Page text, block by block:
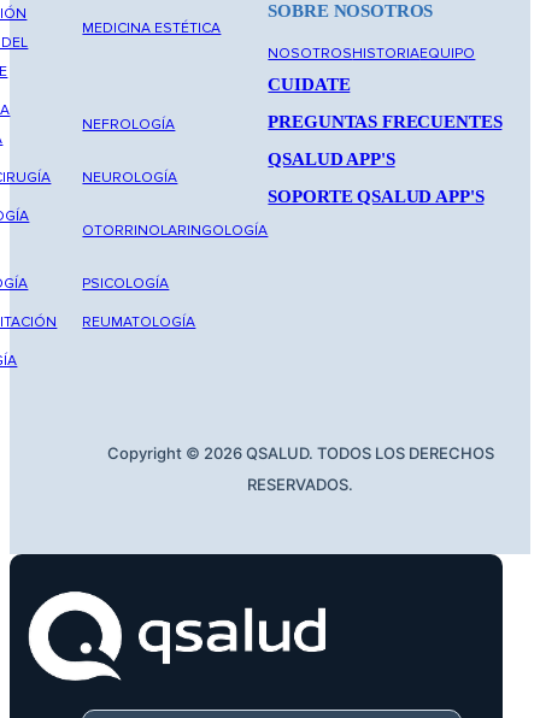
MEDICINA ESTÉTICA
NEFROLOGÍA
NEUROLOGÍA
OTORRINOLARINGOLOGÍA
PSICOLOGÍA
REUMATOLOGÍA
SOBRE NOSOTROS
NOSOTROSHISTORIAEQUIPO
CUIDATE
PREGUNTAS FRECUENTES
QSALUD APP'S
SOPORTE QSALUD APP'S
Copyright © 2026 QSALUD. TODOS LOS DERECHOS
RESERVADOS.